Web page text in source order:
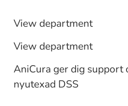
View department
View department
Djursjukskötare:
AniCura ger dig support
nyutexad DSS